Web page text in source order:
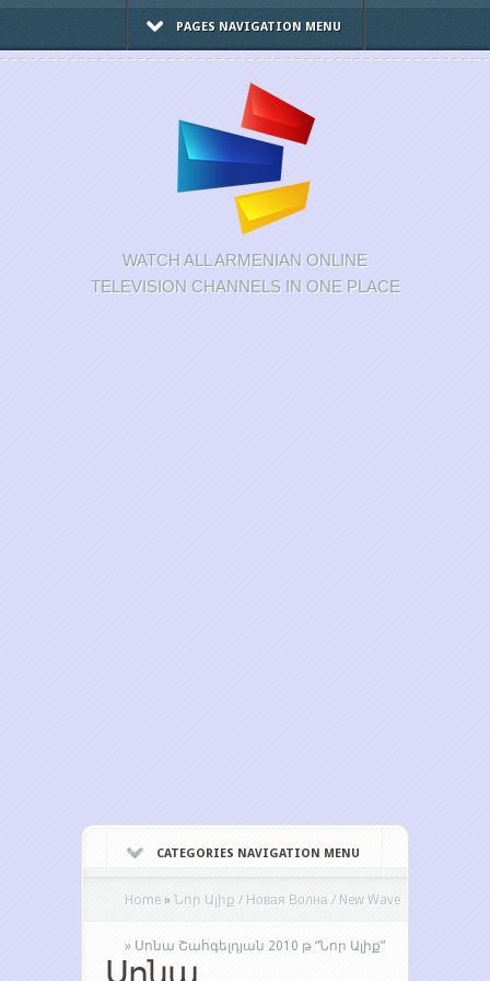
PAGES NAVIGATION MENU
WATCH ALL ARMENIAN ONLINE
TELEVISION CHANNELS IN ONE PLACE
CATEGORIES NAVIGATION MENU
Home » Նոր Ալիք / Новая Волна / New Wave
» Սոնա Շահգելդյան 2010 թ “Նոր Ալիք”
Սոնա